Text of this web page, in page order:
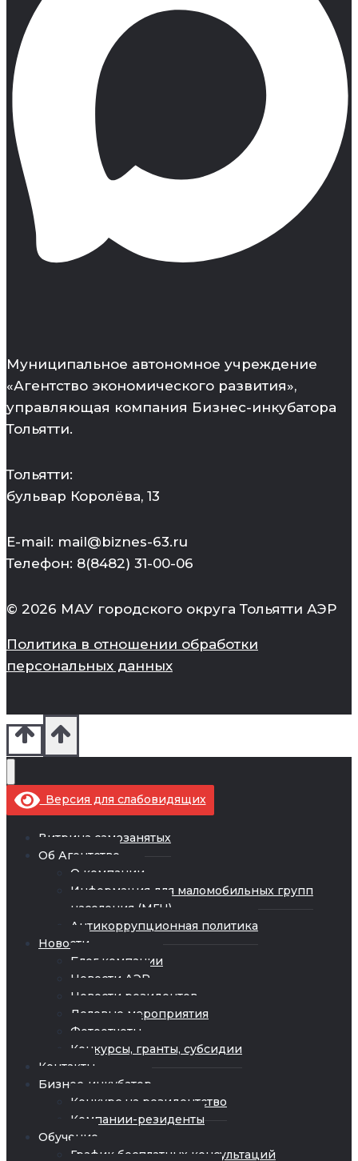
Муниципальное автономное учреждение
«Агентство экономического развития»,
управляющая компания Бизнес-инкубатора
Тольятти.
Тольятти:
бульвар Королёва, 13
E-mail: mail@biznes-63.ru
Телефон: 8(8482) 31-00-06
© 2026 МАУ городского округа Тольятти АЭР
Политика в отношении обработки
персональных данных
Версия для слабовидящих
Витрина самозанятых
Об Агентстве
О компании
Информация для маломобильных групп
населения (МГН)
Антикоррупционная политика
Новости
Блог компании
Новости АЭР
Новости резидентов
Деловые мероприятия
Фотоотчеты
Конкурсы, гранты, субсидии
Контакты
Бизнес-инкубатор
Конкурс на резидентство
Компании-резиденты
Обучение
График бесплатных консультаций